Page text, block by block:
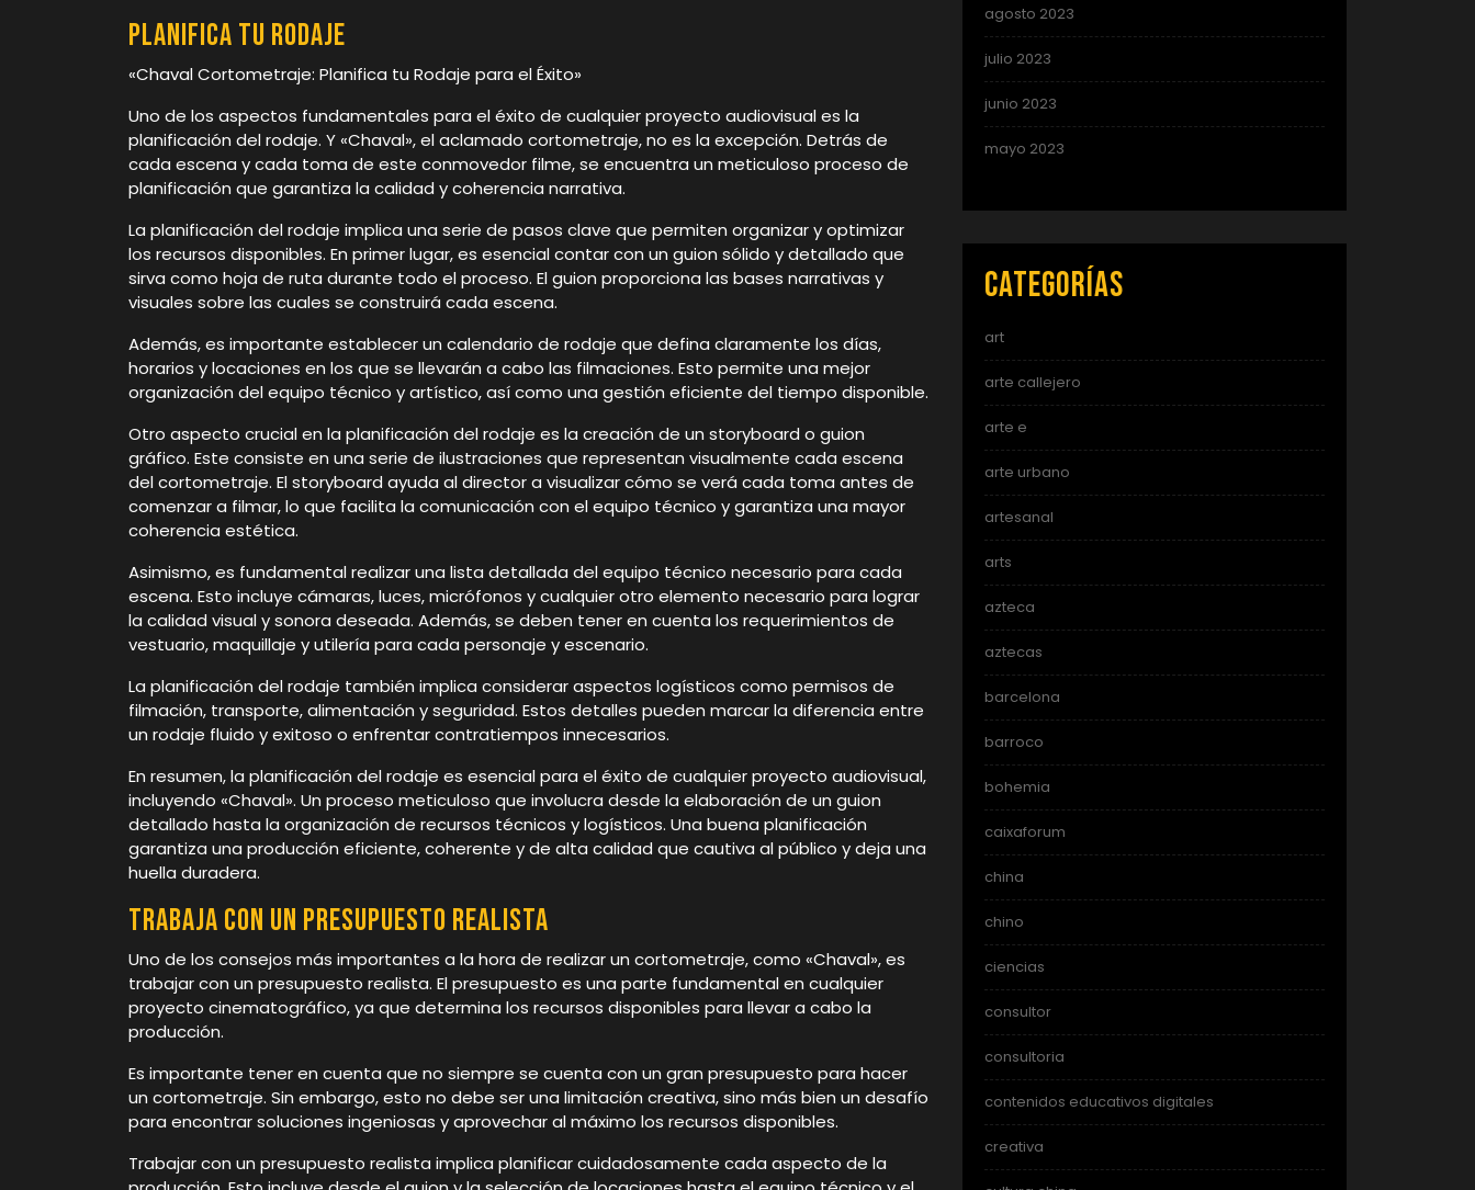
Planifica tu rodaje
«Chaval Cortometraje: Planifica tu Rodaje para el Éxito»
Uno de los aspectos fundamentales para el éxito de cualquier proyecto audiovisual es la
planificación del rodaje. Y «Chaval», el aclamado cortometraje, no es la excepción. Detrás de
cada escena y cada toma de este conmovedor filme, se encuentra un meticuloso proceso de
planificación que garantiza la calidad y coherencia narrativa.
La planificación del rodaje implica una serie de pasos clave que permiten organizar y optimizar
los recursos disponibles. En primer lugar, es esencial contar con un guion sólido y detallado que
sirva como hoja de ruta durante todo el proceso. El guion proporciona las bases narrativas y
visuales sobre las cuales se construirá cada escena.
Además, es importante establecer un calendario de rodaje que defina claramente los días,
horarios y locaciones en los que se llevarán a cabo las filmaciones. Esto permite una mejor
organización del equipo técnico y artístico, así como una gestión eficiente del tiempo disponible.
Otro aspecto crucial en la planificación del rodaje es la creación de un storyboard o guion
gráfico. Este consiste en una serie de ilustraciones que representan visualmente cada escena
del cortometraje. El storyboard ayuda al director a visualizar cómo se verá cada toma antes de
comenzar a filmar, lo que facilita la comunicación con el equipo técnico y garantiza una mayor
coherencia estética.
Asimismo, es fundamental realizar una lista detallada del equipo técnico necesario para cada
escena. Esto incluye cámaras, luces, micrófonos y cualquier otro elemento necesario para lograr
la calidad visual y sonora deseada. Además, se deben tener en cuenta los requerimientos de
vestuario, maquillaje y utilería para cada personaje y escenario.
La planificación del rodaje también implica considerar aspectos logísticos como permisos de
filmación, transporte, alimentación y seguridad. Estos detalles pueden marcar la diferencia entre
un rodaje fluido y exitoso o enfrentar contratiempos innecesarios.
En resumen, la planificación del rodaje es esencial para el éxito de cualquier proyecto audiovisual,
incluyendo «Chaval». Un proceso meticuloso que involucra desde la elaboración de un guion
detallado hasta la organización de recursos técnicos y logísticos. Una buena planificación
garantiza una producción eficiente, coherente y de alta calidad que cautiva al público y deja una
huella duradera.
Trabaja con un presupuesto realista
Uno de los consejos más importantes a la hora de realizar un cortometraje, como «Chaval», es
trabajar con un presupuesto realista. El presupuesto es una parte fundamental en cualquier
proyecto cinematográfico, ya que determina los recursos disponibles para llevar a cabo la
producción.
Es importante tener en cuenta que no siempre se cuenta con un gran presupuesto para hacer
un cortometraje. Sin embargo, esto no debe ser una limitación creativa, sino más bien un desafío
para encontrar soluciones ingeniosas y aprovechar al máximo los recursos disponibles.
Trabajar con un presupuesto realista implica planificar cuidadosamente cada aspecto de la
agosto 2023
julio 2023
junio 2023
mayo 2023
Categorías
art
arte callejero
arte e
arte urbano
artesanal
arts
azteca
aztecas
barcelona
barroco
bohemia
caixaforum
china
chino
ciencias
consultor
consultoria
contenidos educativos digitales
creativa